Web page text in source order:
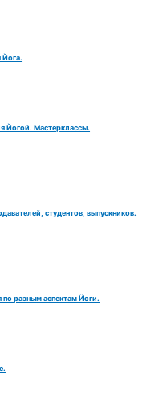
Йога.
Йогой. Мастерклассы.
студентов, выпускников.
по разным аспектам Йоги.